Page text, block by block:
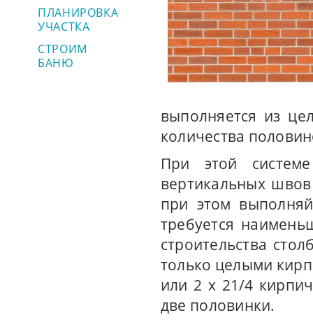
ПЛАНИРОВКА
УЧАСТКА
СТРОИМ
БАНЮ
выполняется из
количества
При этой
вертикальных
при этом
требуется
строительства
только целыми
или 2 х 21/4
две половинки.